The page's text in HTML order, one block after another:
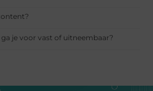
je voor vast of uitneembaar?